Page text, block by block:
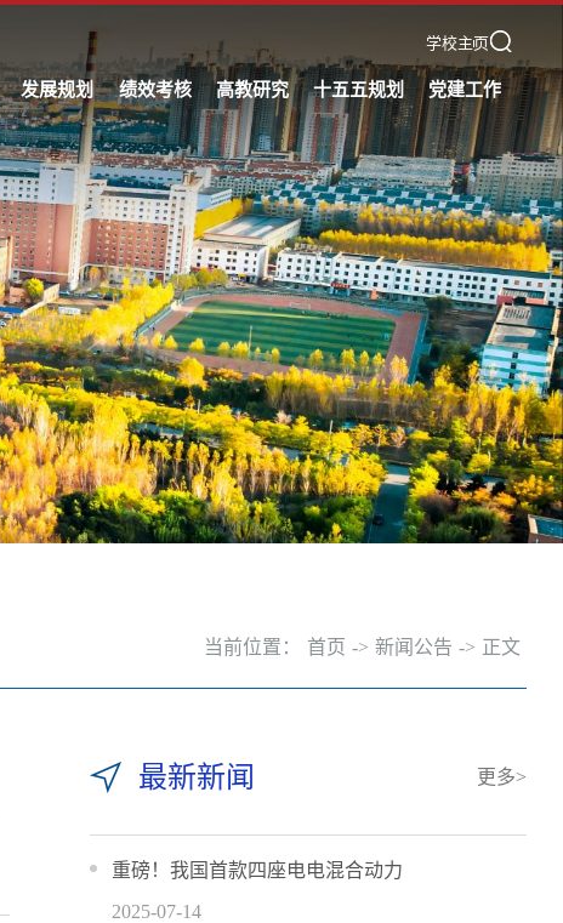
学校主页
发展规划 绩效考核 高教研究 十五五规划 党建工作
当前位置： 首页 -> 新闻公告 -> 正文
最新新闻 更多>
重磅！我国首款四座电电混合动力
2025-07-14